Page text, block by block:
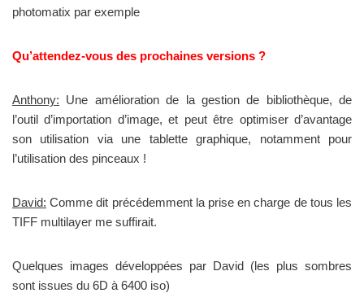
photomatix par exemple
Qu’attendez-vous des prochaines versions ?
Anthony: Une amélioration de la gestion de bibliothèque, de
l’outil d’importation d’image, et peut être optimiser d’avantage
son utilisation via une tablette graphique, notamment pour
l’utilisation des pinceaux !
David: Comme dit précédemment la prise en charge de tous les
TIFF multilayer me suffirait.
Quelques images développées par David (les plus sombres
sont issues du 6D à 6400 iso)